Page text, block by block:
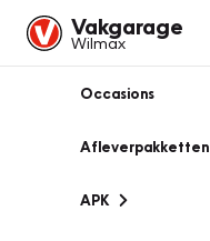
Vakgarage
Wilmax
Occasions
Afleverpakketten
APK